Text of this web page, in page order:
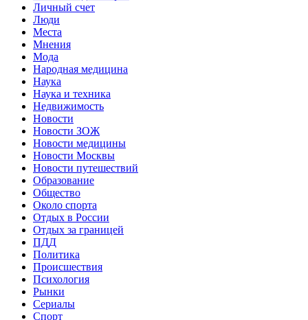
Личный счет
Люди
Места
Мнения
Мода
Народная медицина
Наука
Наука и техника
Недвижимость
Новости
Новости ЗОЖ
Новости медицины
Новости Москвы
Новости путешествий
Образование
Общество
Около спорта
Отдых в России
Отдых за границей
ПДД
Политика
Происшествия
Психология
Рынки
Сериалы
Спорт